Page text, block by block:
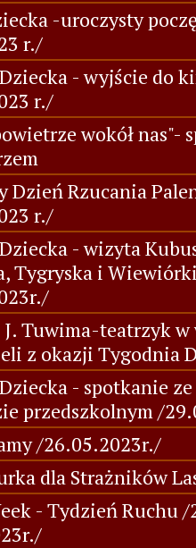
-uroczysty
r./
- wyjście do
r./
wokół nas"-
Dzień Rzucania
r./
- wizyta
Tygryska i Wiewiórki
J. Tuwima-teatrzyk
z okazji Tygodnia
- spotkanie
przedszkolnym /
/26.05.2023r./
dla Strażników
- Tydzień Ruchu /